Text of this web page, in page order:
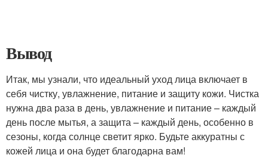
Вывод
Итак, мы узнали, что идеальный уход лица включает в
себя чистку, увлажнение, питание и защиту кожи. Чистка
нужна два раза в день, увлажнение и питание – каждый
день после мытья, а защита – каждый день, особенно в
сезоны, когда солнце светит ярко. Будьте аккуратны с
кожей лица и она будет благодарна вам!